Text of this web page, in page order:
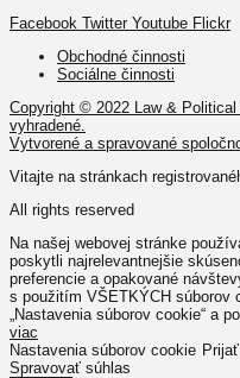
Facebook Twitter Youtube Flickr
Obchodné činnosti
Sociálne činnosti
Copyright © 2022 Law &
vyhradené.
Vytvorené a spravované
Vitajte na stránkach
All rights reserved
Na našej webovej stránke
poskytli najrelevantnejšie
preferencie a opakované
s použitím VŠETKÝCH
„Nastavenia súborov cookie“ a
viac
Nastavenia súborov cookie
Spravovať súhlas